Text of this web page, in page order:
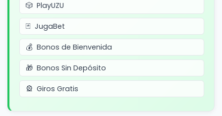
PlayUZU
JugaBet
Bonos de Bienvenida
Bonos Sin Depósito
Giros Gratis